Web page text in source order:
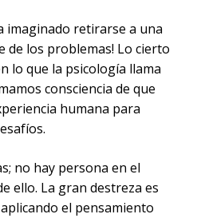
imaginado retirarse a una
de los problemas! Lo cierto
lo que la psicología llama
consciencia de que
humana para
no hay persona en el
ello. La gran destreza es
el pensamiento